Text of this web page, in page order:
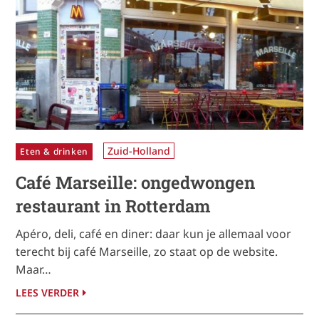
Eten & drinken Zuid-Holland
Café Marseille: ongedwongen
restaurant in Rotterdam
Apéro, deli, café en diner: daar kun je allemaal voor
terecht bij café Marseille, zo staat op de website.
Maar…
LEES VERDER